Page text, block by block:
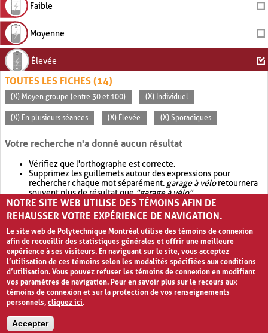
Faible
Moyenne
Élevée
TOUTES LES FICHES (14)
(X) Moyen groupe (entre 30 et 100) (X) Individuel
(X) En plusieurs séances (X) Élevée (X) Sporadiques
Votre recherche n'a donné aucun résultat
Vérifiez que l'orthographe est correcte.
Supprimez les guillemets autour des expressions pour
rechercher chaque mot séparément. garage à véloretournera
souvent plus de résultat que"garage à vélo".
Envisagez d'élargir votre recherche avec OR.garage OR vélo
retournera souvent plus de résultat quegarage à vélo
NOTRE SITE WEB UTILISE DES TÉMOINS AFIN DE
REHAUSSER VOTRE EXPÉRIENCE DE NAVIGATION.
Le site web de Polytechnique Montréal utilise des témoins de connexion
afin de recueillir des statistiques générales et offrir une meilleure
expérience à ses visiteurs. En naviguant sur le site, vous acceptez
l’utilisation de ces témoins selon les modalités spécifiées aux conditions
d’utilisation. Vous pouvez refuser les témoins de connexion en modifiant
vos paramètres de navigation. Pour en savoir plus sur le recours aux
témoins de connexion et sur la protection de vos renseignements
personnels,cliquez ici.
Accepter